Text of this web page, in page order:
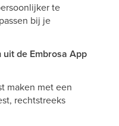
te
bij je
de Embrosa App
maken met een
rechtstreeks